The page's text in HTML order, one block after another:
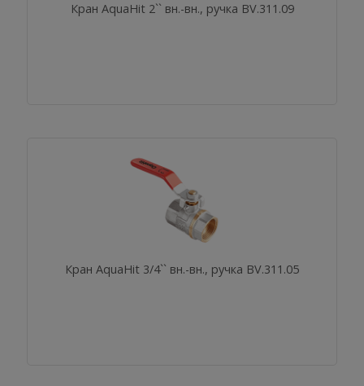
Кран AquaHit 2`` вн.-вн., ручка BV.311.09
Кран AquaHit 3/4`` вн.-вн., ручка BV.311.05